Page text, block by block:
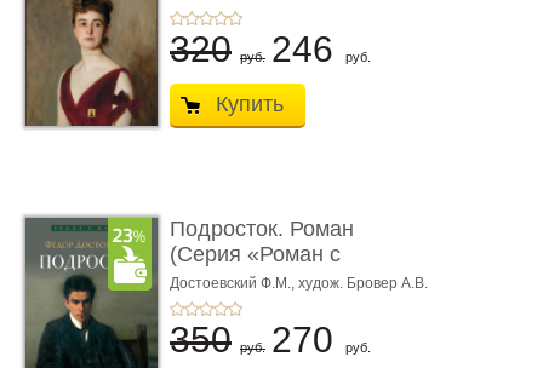
320 руб. 246 руб.
Купить
Подросток. Роман
(Серия «Роман с
книгой»)
Достоевский Ф.М., худож. Бровер А.В.
350 руб. 270 руб.